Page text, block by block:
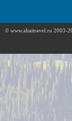
© www.altaitravel.ru 2003-